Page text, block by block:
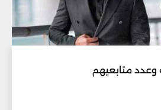
وعدد متابعيهم